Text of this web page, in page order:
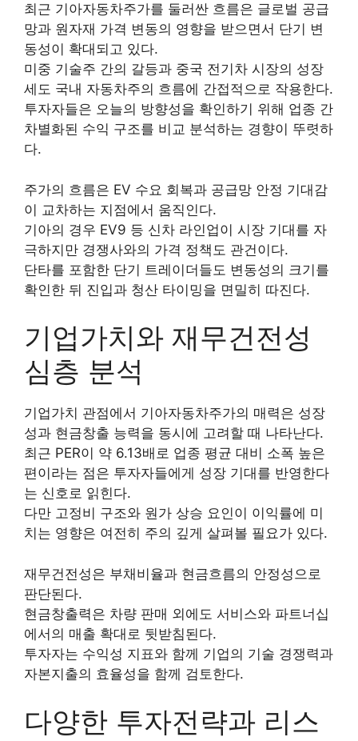
최근 기아자동차주가를 둘러싼 흐름은 글로벌 공급
망과 원자재 가격 변동의 영향을 받으면서 단기 변
동성이 확대되고 있다.
미중 기술주 간의 갈등과 중국 전기차 시장의 성장
세도 국내 자동차주의 흐름에 간접적으로 작용한다.
투자자들은 오늘의 방향성을 확인하기 위해 업종 간
차별화된 수익 구조를 비교 분석하는 경향이 뚜렷하
다.
주가의 흐름은 EV 수요 회복과 공급망 안정 기대감
이 교차하는 지점에서 움직인다.
기아의 경우 EV9 등 신차 라인업이 시장 기대를 자
극하지만 경쟁사와의 가격 정책도 관건이다.
단타를 포함한 단기 트레이더들도 변동성의 크기를
확인한 뒤 진입과 청산 타이밍을 면밀히 따진다.
기업가치와 재무건전성
심층 분석
기업가치 관점에서 기아자동차주가의 매력은 성장
성과 현금창출 능력을 동시에 고려할 때 나타난다.
최근 PER이 약 6.13배로 업종 평균 대비 소폭 높은
편이라는 점은 투자자들에게 성장 기대를 반영한다
는 신호로 읽힌다.
다만 고정비 구조와 원가 상승 요인이 이익률에 미
치는 영향은 여전히 주의 깊게 살펴볼 필요가 있다.
재무건전성은 부채비율과 현금흐름의 안정성으로
판단된다.
현금창출력은 차량 판매 외에도 서비스와 파트너십
에서의 매출 확대로 뒷받침된다.
투자자는 수익성 지표와 함께 기업의 기술 경쟁력과
자본지출의 효율성을 함께 검토한다.
다양한 투자전략과 리스